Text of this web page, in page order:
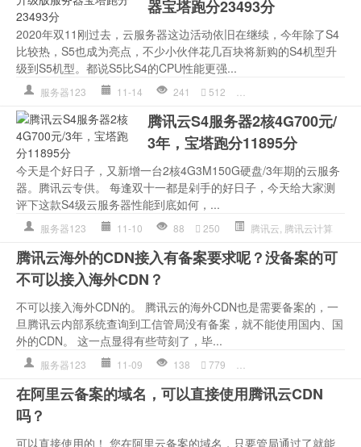
器宝塔跑分23493分
2020年双11刚过去，云服务器这边活动依旧在继续，今年除了S4
比较热，S5也成为亮点，不少小伙伴花几百块将新购的S4机型升
级到S5机型。都说S5比S4的CPU性能更强...
服务器123 11-14 241 512
腾讯云S4服务器2核4G700元/
3年，宝塔跑分11895分
今天是个好日子，又新增一台2核4G3M150G硬盘/3年期的云服务
器。腾讯云专供。 每逢双十一都是剁手的好日子，今天给大家测
评下这款S4级云服务器性能到底如何，...
服务器123 11-10 88 250 腾讯云 腾讯云计算
腾讯云海外的CDN接入有备案要求呢？没备案的可
不可以接入海外CDN？
不可以接入海外CDN的。 腾讯云的海外CDN也是需要备案的，一
旦腾讯云内部系统查询到工信管局没有备案，就不能使用国内、国
外的CDN。 这一点显得有些苛刻了，毕...
服务器123 11-09 138 779
在阿里云备案的域名，可以直接使用腾讯云CDN
吗？
可以直接使用的！ 您在阿里云备案的域名，只要管局通过了就能